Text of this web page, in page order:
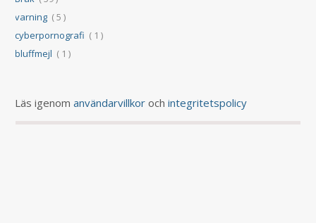
varning ( 5 )
cyberpornografi ( 1 )
bluffmejl ( 1 )
Läs igenomanvändarvillkor ochintegritetspolicy